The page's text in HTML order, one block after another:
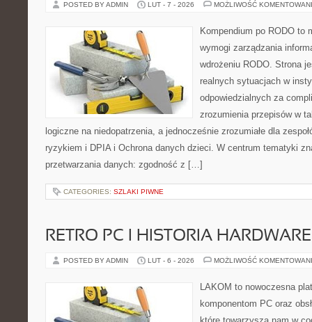
POSTED BY ADMIN LUT - 7 - 2026 MOŻLIWOŚĆ
Kompendium po RODO to
wymogi zarządzania
wdrożeniu RODO. Strona
realnych sytuacjach w
odpowiedzialnych za
zrozumienia przepisów w
logiczne na niedopatrzenia, a jednocześnie zrozumiałe dla
ryzykiem i DPIA i Ochrona danych dzieci. W centrum tematyki
przetwarzania danych: zgodność z […]
CATEGORIES: SZLAKI PIWNE
RETRO PC I HISTORIA
POSTED BY ADMIN LUT - 6 - 2026 MOŻLIWOŚĆ
LAKOM to nowoczesna
komponentom PC oraz